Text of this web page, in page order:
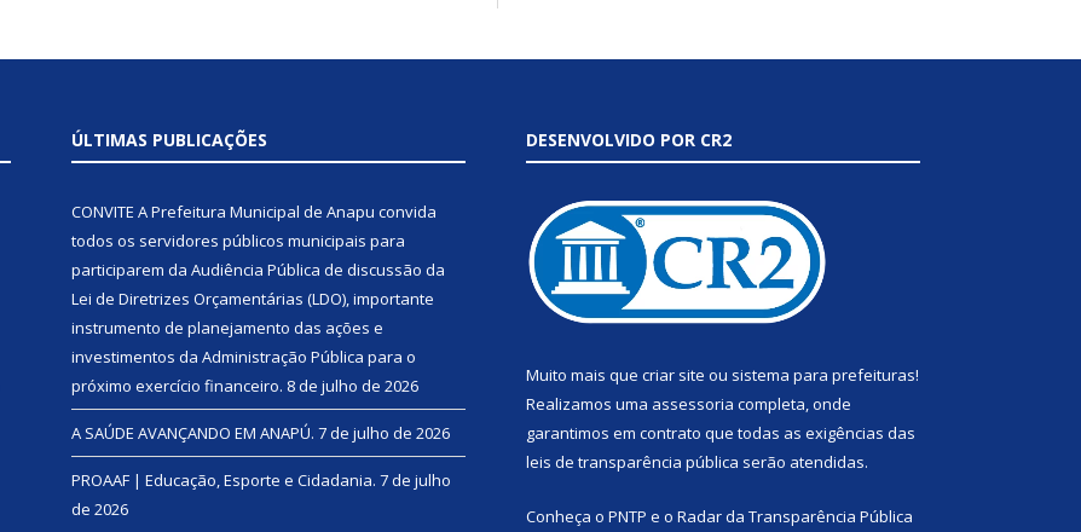
ÚLTIMAS PUBLICAÇÕES
CONVITE A Prefeitura Municipal de Anapu convida
todos os servidores públicos municipais para
participarem da Audiência Pública de discussão da
Lei de Diretrizes Orçamentárias (LDO), importante
instrumento de planejamento das ações e
investimentos da Administração Pública para o
próximo exercício financeiro. 8 de julho de 2026
A SAÚDE AVANÇANDO EM ANAPÚ. 7 de julho de 2026
PROAAF | Educação, Esporte e Cidadania. 7 de julho
de 2026
DESENVOLVIDO POR CR2
Muito mais que criar site ou sistema para prefeituras!
Realizamos uma assessoria completa, onde
garantimos em contrato que todas as exigências das
leis de transparência pública serão atendidas.
Conheça o PNTP e o Radar da Transparência Pública